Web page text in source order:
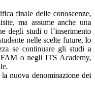
finale delle conoscenze,
ma assume anche una
degli studi o l’inserimento
nelle scelte future, lo
se continuare gli studi a
o negli ITS Academy,
nuova denominazione dei